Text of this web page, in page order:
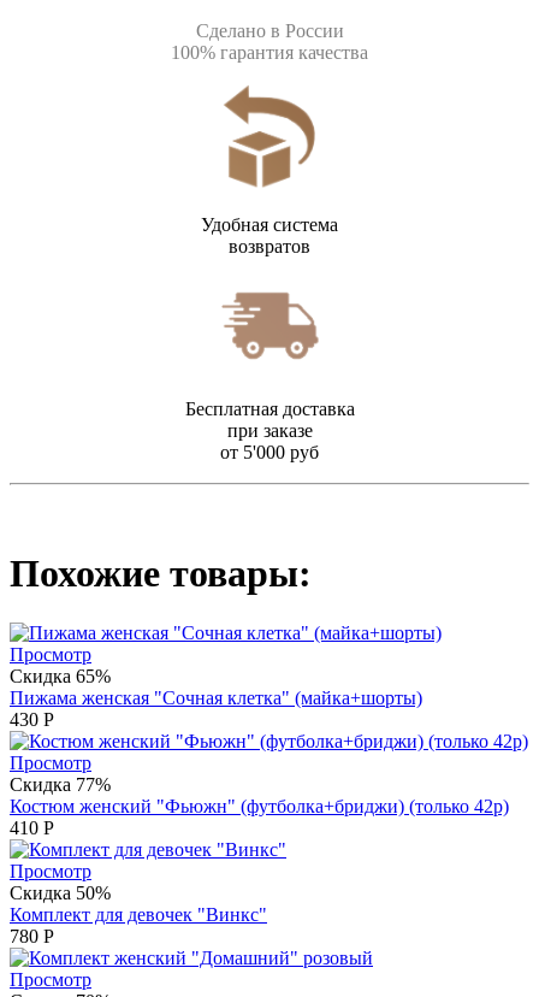
Сделано в России
100% гарантия качества
Удобная система
возвратов
Бесплатная доставка
при заказе
от 5'000 руб
Похожие товары:
Просмотр
Скидка 65%
Пижама женская "Сочная клетка" (майка+шорты)
430 Р
Просмотр
Скидка 77%
Костюм женский "Фьюжн" (футболка+бриджи) (только 42р)
410 Р
Просмотр
Скидка 50%
Комплект для девочек "Винкс"
780 Р
Просмотр